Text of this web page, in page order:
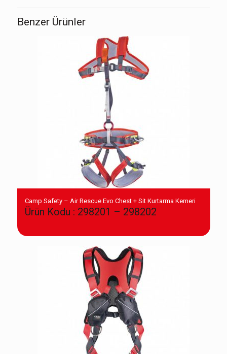
Benzer Ürünler
Camp Safety – Air Rescue Evo Chest + Sit Kurtarma Kemeri
Ürün Kodu : 298201 – 298202